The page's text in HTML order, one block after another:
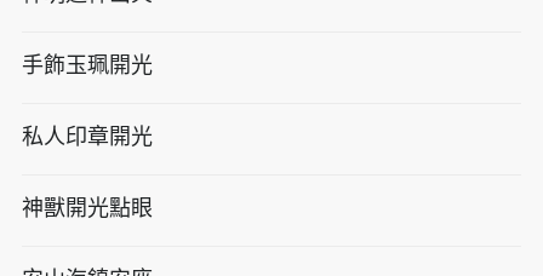
手飾玉珮開光
私人印章開光
神獸開光點眼